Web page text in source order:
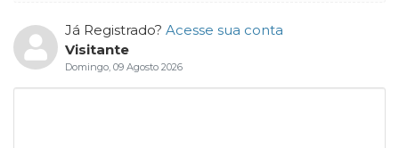
Já Registrado? Acesse sua conta
Visitante
Domingo, 09 Agosto 2026